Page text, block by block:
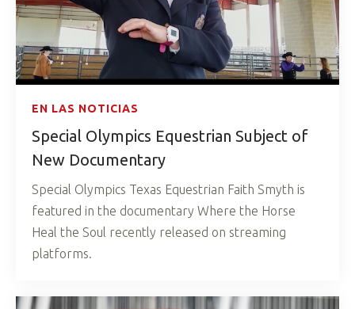
EN LAS NOTICIAS
Special Olympics Equestrian Subject of
New Documentary
Special Olympics Texas Equestrian Faith Smyth is
featured in the documentary Where the Horse
Heal the Soul recently released on streaming
platforms.